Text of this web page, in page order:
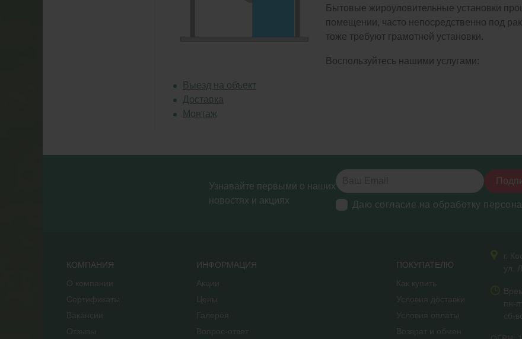
Бытовые жироуловительные установки
помещении, часто непосредственно под
тоже требуют грамотной установки.
Воспользуйтесь нашими услугами:
Выезд на объект
Доставка
Монтаж
Узнавайте первыми о наших
новостях и акциях
Даю согласие на обработку
КОМПАНИЯ
ИНФОРМАЦИЯ
ПОКУПАТЕЛЮ